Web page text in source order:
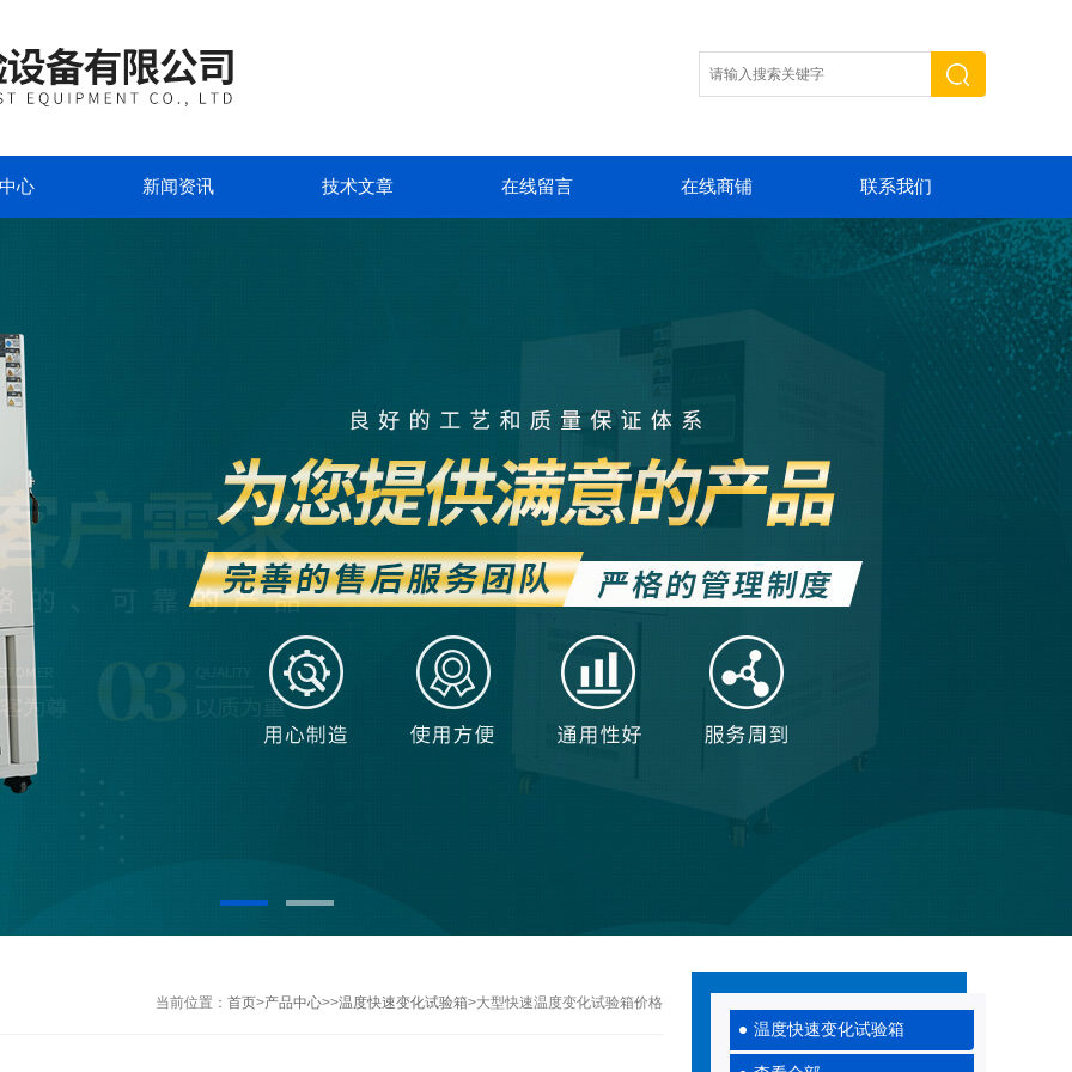
心 新闻资讯 技术文章 在线留言 在线商铺 联系我们
温度快速变化试验箱
当前位置： 首页>产品中心>>温度快速变化试验箱>大型快速温度变化试验箱价格